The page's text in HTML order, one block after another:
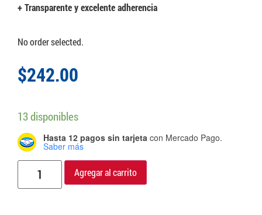
+ Transparente y excelente adherencia
No order selected.
$242.00
13 disponibles
Hasta 12 pagos sin tarjeta con Mercado Pago.
Saber más
Agregar al carrito